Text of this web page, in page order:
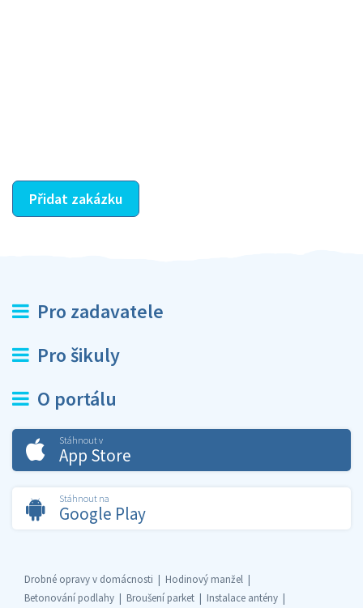
Přidat zakázku
Pro zadavatele
Pro šikuly
O portálu
Stáhnout v
App Store
Stáhnout na
Google Play
Drobné opravy v domácnosti
Hodinový manžel
Betonování podlahy
Broušení parket Instalace antény